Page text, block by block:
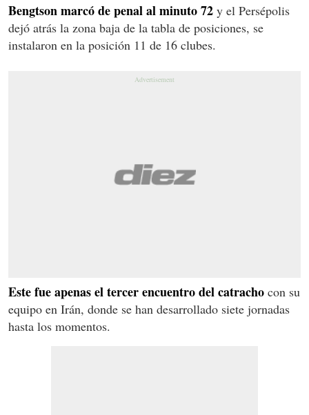
Bengtson marcó de penal al minuto 72 y el Persépolis
dejó atrás la zona baja de la tabla de posiciones, se
instalaron en la posición 11 de 16 clubes.
Este fue apenas el tercer encuentro del catracho con su
equipo en Irán, donde se han desarrollado siete jornadas
hasta los momentos.